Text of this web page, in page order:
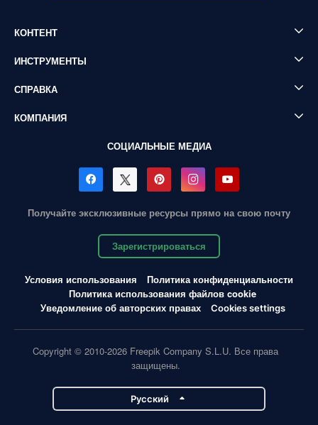
КОНТЕНТ
ИНСТРУМЕНТЫ
СПРАВКА
КОМПАНИЯ
СОЦИАЛЬНЫЕ МЕДИА
Получайте эксклюзивные ресурсы прямо на свою почту
Зарегистрироваться
Условия использования
Политика конфиденциальности
Политика использования файлов cookie
Уведомление об авторских правах
Cookies settings
Copyright © 2010-2026 Freepik Company S.L.U. Все права
защищены.
Pусский